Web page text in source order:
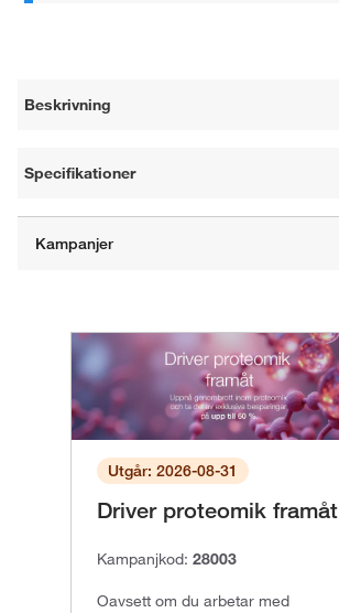
Beskrivning
Specifikationer
Utgår: 2026-08-31
Driver proteomik framåt
Kampanjkod: 28003
Oavsett om du arbetar med